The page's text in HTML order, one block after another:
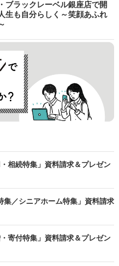
ブラックレーベル銀座店で開
も自分らしく～笑顔あふれ
相続特集」資料請求＆プレゼン
集／シニアホーム特集」資料請求
寄付特集」資料請求＆プレゼン